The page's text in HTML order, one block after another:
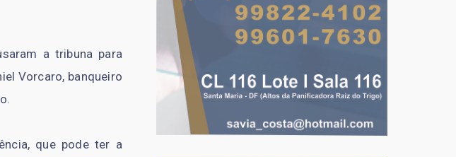
a tribuna para
Vorcaro, banqueiro
que pode ter a